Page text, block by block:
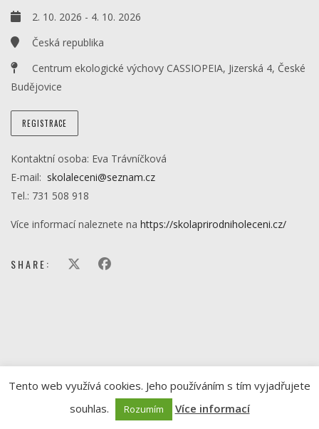
2. 10. 2026 - 4. 10. 2026
Česká republika
Centrum ekologické výchovy CASSIOPEIA, Jizerská 4, České
Budějovice
REGISTRACE
Kontaktní osoba: Eva Trávníčková
E-mail: skolaleceni@seznam.cz
Tel.: 731 508 918
Více informací naleznete na https://skolaprirodniholeceni.cz/
SHARE:
© 2021 Ida Kelarová
Tento web využívá cookies. Jeho používáním s tím vyjadřujete
souhlas.
Rozumím Více informací